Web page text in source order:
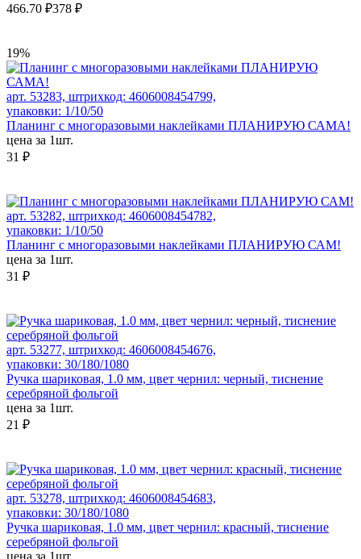
466.70 ₽378 ₽
19%
арт. 53283, штрихкод: 4606008454799,
упаковки: 1/10/50
Планинг с многоразовыми наклейками ПЛАНИРУЮ САМА!
цена за 1шт.
31 ₽
арт. 53282, штрихкод: 4606008454782,
упаковки: 1/10/50
Планинг с многоразовыми наклейками ПЛАНИРУЮ САМ!
цена за 1шт.
31 ₽
арт. 53277, штрихкод: 4606008454676,
упаковки: 30/180/1080
Ручка шариковая, 1.0 мм, цвет чернил: черный, тиснение
серебряной фольгой
цена за 1шт.
21 ₽
арт. 53278, штрихкод: 4606008454683,
упаковки: 30/180/1080
Ручка шариковая, 1.0 мм, цвет чернил: красный, тиснение
серебряной фольгой